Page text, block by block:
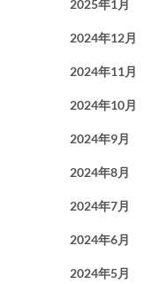
2025年1月
2024年12月
2024年11月
2024年10月
2024年9月
2024年8月
2024年7月
2024年6月
2024年5月